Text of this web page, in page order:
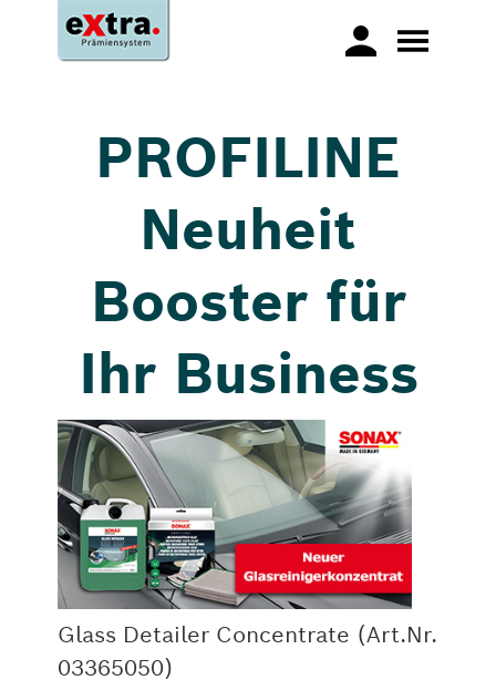
PROFILINE
Neuheit
Booster für
Ihr Business
Glass Detailer Concentrate (Art.Nr.
03365050)